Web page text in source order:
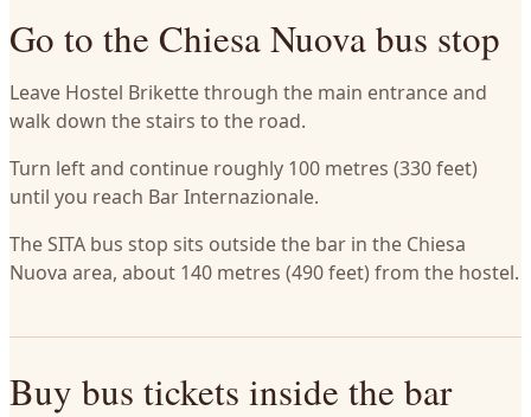
Go to the Chiesa Nuova bus stop
Leave Hostel Brikette through the main entrance and
walk down the stairs to the road.
Turn left and continue roughly 100 metres (330 feet)
until you reach Bar Internazionale.
The SITA bus stop sits outside the bar in the Chiesa
Nuova area, about 140 metres (490 feet) from the hostel.
Buy bus tickets inside the bar